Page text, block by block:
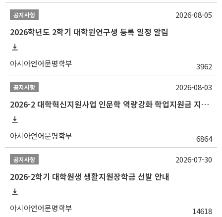
공지사항
2026학년도 2학기 대학원연구생 등록 일정 알림
아시아언어문명학부 3962
2026-08-05
공지사항
2026-2 대학혁신지원사업 인문학 역량강화 학업지원금 지원 선발 안내 (학/석/박사)
아시아언어문명학부 6864
2026-08-03
공지사항
2026-2학기 대학원생 생활지원장학금 선발 안내
아시아언어문명학부 14618
2026-07-30